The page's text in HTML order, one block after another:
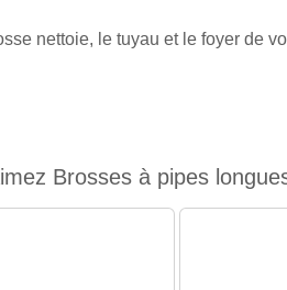
nettoie, le tuyau et le foyer de
Brosses à pipes